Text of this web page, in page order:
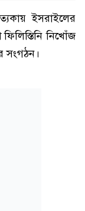
ইসরাইলের
নিখোঁজ
সংগঠন।